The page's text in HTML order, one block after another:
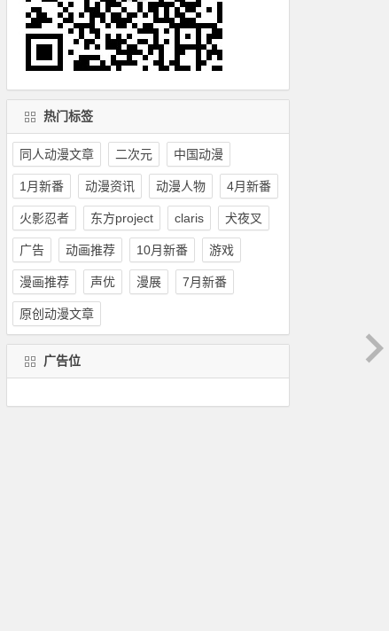
热门标签
同人动漫文章 二次元 中国动漫
1月新番 动漫资讯 动漫人物 4月新番
火影忍者 东方project claris 犬夜叉
广告 动画推荐 10月新番 游戏
漫画推荐 声优 漫展 7月新番
原创动漫文章
广告位